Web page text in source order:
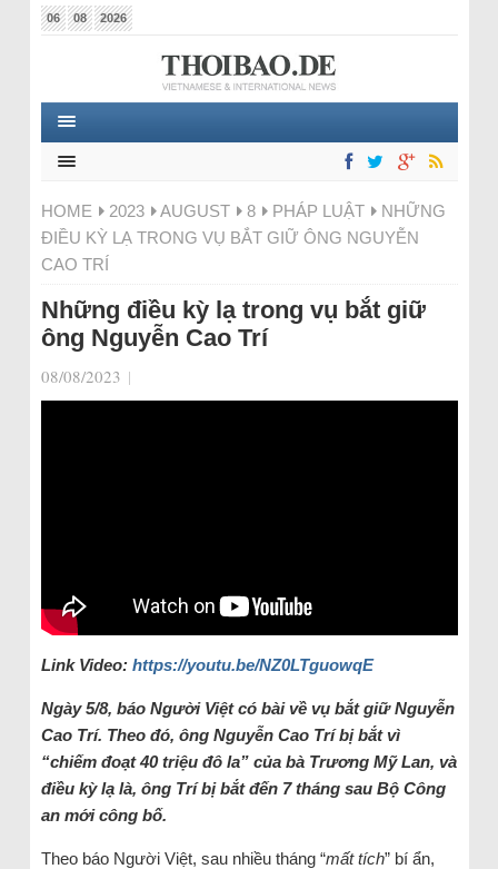
06 08 2026
HOME 2023 AUGUST 8 PHÁP LUẬT
NHỮNG
ĐIỀU KỲ LẠ TRONG VỤ BẮT GIỮ ÔNG NGUYỄN
CAO TRÍ
Những điều kỳ lạ trong vụ bắt giữ
ông Nguyễn Cao Trí
08/08/2023 |
Link Video: https://youtu.be/NZ0LTguowqE
Ngày 5/8, báo Người Việt có bài về vụ bắt giữ Nguyễn
Cao Trí. Theo đó, ông Nguyễn Cao Trí bị bắt vì
“chiếm đoạt 40 triệu đô la” của bà Trương Mỹ Lan, và
điều kỳ lạ là, ông Trí bị bắt đến 7 tháng sau Bộ Công
an mới công bố.
Theo báo Người Việt, sau nhiều tháng “mất tích” bí ẩn,